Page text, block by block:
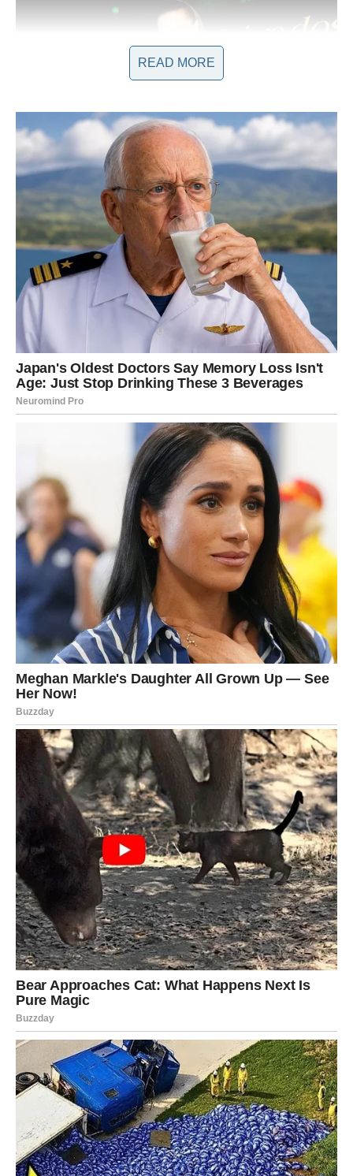
“U to vreme izazvao je priličan skandal, ali sam se kasnije
navikla na to,” izjavila je Ceca, dodajući da ovaj nadimak
smatra laskavim komplimentom. Ovaj epitet nije samo deo
njenog imidža, već odražava i njenu sposobnost da se poveže
sa svojim publikom na dubok način.
Ipak, Ceca nije imuna na kritike. Često se suočava s osudama
zbog svog nadimka, posebno od onih koji ne znaju kroz šta je
prošla. “Takve reakcije odražavaju samo površne
perspektive,” odgovorila je Ceca na kritike, pokazujući time
svoj čvrst karakter i sposobnost da se nosi s negativnim
komentarima. Ova snaga i odlučnost čine je inspiracijom za
mnoge žene koje se suočavaju s izazovima u životu.
Često im se obraća, govoreći o važnosti samopouzdanja i
hrabrosti, što dodatno cementira njen status uzora.
Balansiranje Privatnog i Profesionalnog
Života
Uprkos svojoj javnoj ličnosti, Ceca je uvijek naglašavala koliko
joj je važna porodica i privatni život. “Moj fokus ostaje
isključivo na pop muzici dok sam na pozornici. Imam bogat
osobni život i ne trošim energiju na one koji mi ne znače ništa,”
istakla je Ceca. Ove izjave ukazuju na njen trud da pronađe
ravnotežu između muzičke karijere i ličnih obaveza, što je
često izazovno za javne ličnosti. Njena sposobnost da odvoji
profesionalno od privatnog života ključna je za njen uspjeh, ali i
za njen duhovni mir.
READ MORE